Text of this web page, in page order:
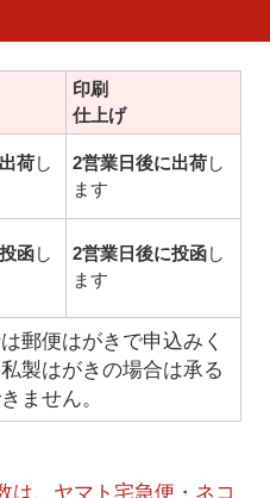
印刷
仕上げ
荷し
2営業日後に出荷し
ます
函し
2営業日後に投函し
ます
郵便はがきで申込みく
製はがきの場合は承る
ません。
は、ヤマト宅急便・ネコ